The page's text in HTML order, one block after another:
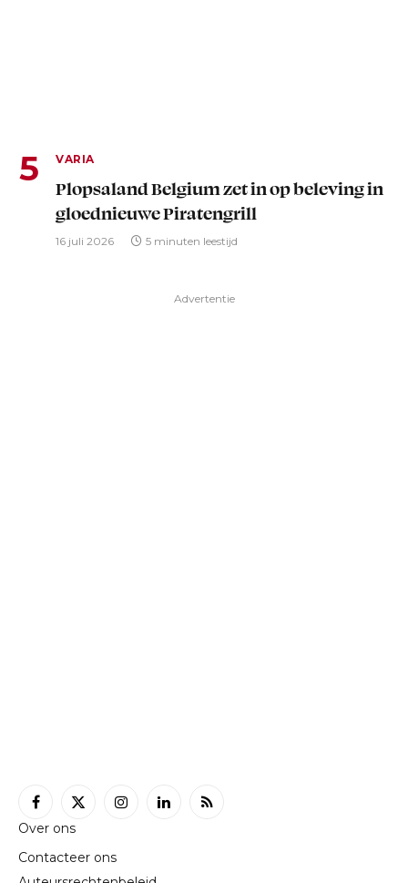
VARIA
Plopsaland Belgium zet in op beleving in
gloednieuwe Piratengrill
16 juli 2026 5 minuten leestijd
Advertentie
Facebook
X
InstagramLinkedInRSS
Over ons
Contacteer ons